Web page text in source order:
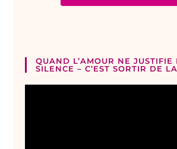
QUAND L’AMOUR NE JUSTIFIE
SILENCE – C’EST SORTIR DE